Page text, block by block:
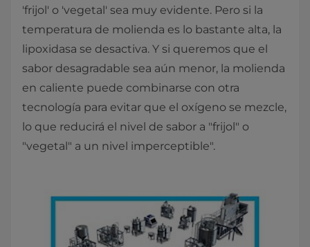
'frijol' o 'vegetal' sea muy evidente. Pero si la
temperatura de molienda es lo bastante alta, la
lipoxidasa se desactiva. Y si queremos que el
sabor desagradable sea aún menor, la molienda
en caliente puede combinarse con otra
tecnología para evitar que el oxígeno se mezcle,
lo que reducirá el nivel de sabor a "frijol" o
"vegetal" a un nivel imperceptible".